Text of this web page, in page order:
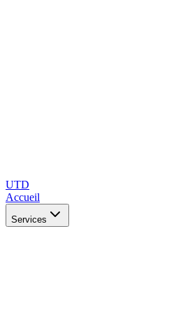
UTD
Accueil
Services